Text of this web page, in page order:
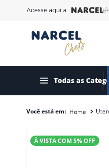
Acesse aqui a
Todas as
À VISTA COM5% OFF